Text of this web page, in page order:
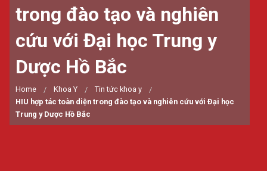
trong đào tạo và nghiên
cứu với Đại học Trung y
Dược Hồ Bắc
Home Khoa Y
Tin tức khoa y
HIU hợp tác toàn diện trong đào tạo và nghiên cứu với Đại học
Trung y Dược Hồ Bắc